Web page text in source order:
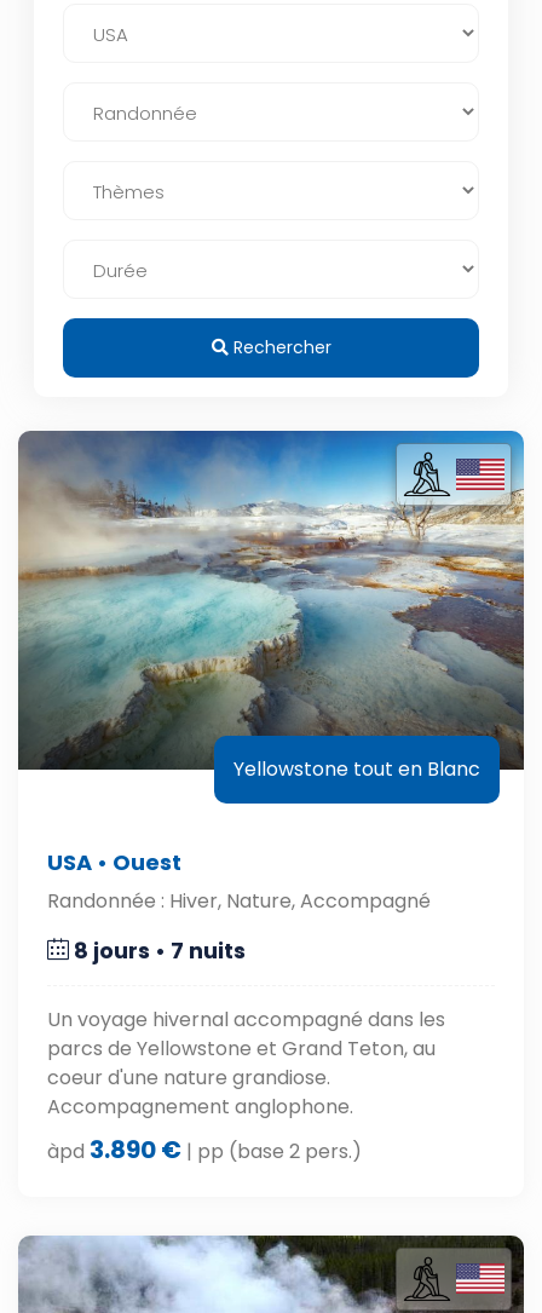
Rechercher
Yellowstone tout en Blanc
USA • Ouest
Randonnée : Hiver, Nature, Accompagné
8 jours • 7 nuits
Un voyage hivernal accompagné dans les
parcs de Yellowstone et Grand Teton, au
coeur d'une nature grandiose.
Accompagnement anglophone.
àpd 3.890 € | pp (base 2 pers.)